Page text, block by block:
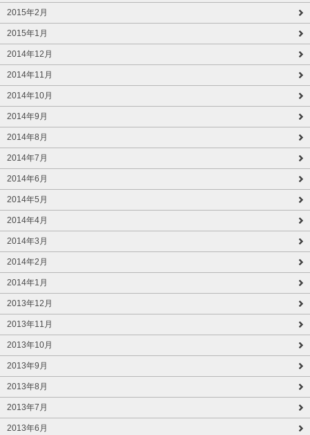
2015年2月
2015年1月
2014年12月
2014年11月
2014年10月
2014年9月
2014年8月
2014年7月
2014年6月
2014年5月
2014年4月
2014年3月
2014年2月
2014年1月
2013年12月
2013年11月
2013年10月
2013年9月
2013年8月
2013年7月
2013年6月